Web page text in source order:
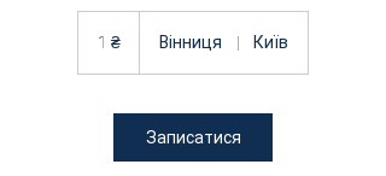
гривня
1 ₴ Вінниця | Київ
Записатися